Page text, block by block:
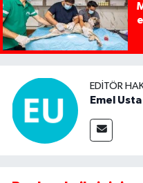
EDITÖR
Emel Usta